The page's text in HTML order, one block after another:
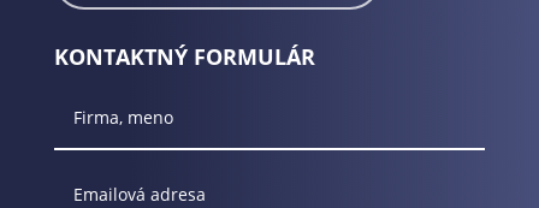
KONTAKTNÝ FORMULÁR